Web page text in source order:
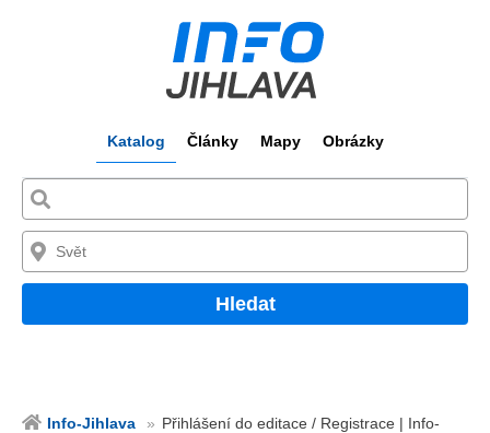
Katalog Články Mapy Obrázky
Hledat
Info-Jihlava
Přihlášení do editace / Registrace | Info-